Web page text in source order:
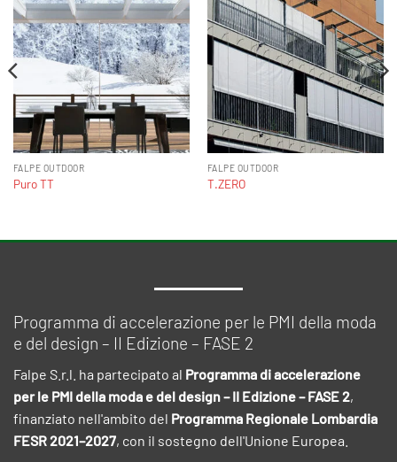
FALPE OUTDOOR
Puro TT
FALPE OUTDOOR
T.ZERO
Programma di accelerazione per le PMI della moda
e del design – II Edizione – FASE 2
Falpe S.r.l. ha partecipato al Programma di accelerazione
per le PMI della moda e del design – II Edizione – FASE 2,
finanziato nell'ambito del Programma Regionale Lombardia
FESR 2021–2027, con il sostegno dell'Unione Europea.